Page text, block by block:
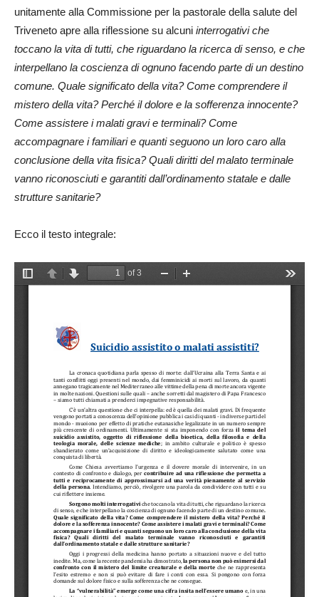
unitamente alla Commissione per la pastorale della salute del
Triveneto apre alla riflessione su alcuni interrogativi che
toccano la vita di tutti, che riguardano la ricerca di senso, e che
interpellano la coscienza di ognuno facendo parte di un destino
comune. Quale significato della vita? Come comprendere il
mistero della vita? Perché il dolore e la sofferenza innocente?
Come assistere i malati gravi e terminali? Come
accompagnare i familiari e quanti seguono un loro caro alla
conclusione della vita fisica? Quali diritti del malato terminale
vanno riconosciuti e garantiti dall’ordinamento statale e dalle
strutture sanitarie?
Ecco il testo integrale: